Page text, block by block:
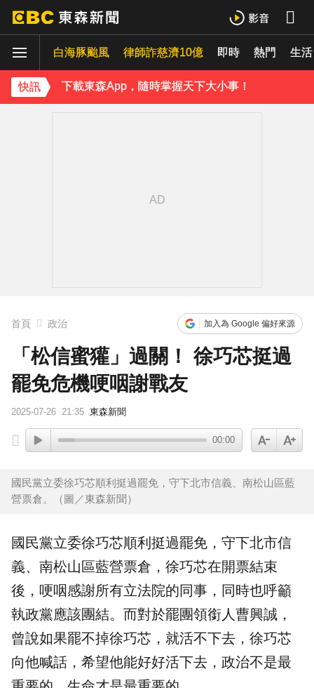
白海豚颱風 律師詐慈濟10億 即時 熱門 生活
快訊
下載東森App，隨時掌握天下大小事！
《理財達人秀》X 安聯投信免費講座報名中！搶先卡位 2027
下載東森App，隨時掌握天下大小事！
首頁 政治 加入為 Google 偏好來源
「松信蜜獾」過關！ 徐巧芯挺過
罷免危機哽咽謝戰友
2025-07-26 21:35 東森新聞
00:00
國民黨立委徐巧芯順利挺過罷免，守下北市信義、南松山區藍
營票倉。（圖／東森新聞）
國民黨立委徐巧芯順利挺過罷免，守下北市信
義、南松山區藍營票倉，徐巧芯在開票結束
後，哽咽感謝所有立法院的同事，同時也呼籲
執政黨應該團結。而對於罷團領銜人曹興誠 ，
曾說如果罷不掉徐巧芯，就活不下去，徐巧芯
向他喊話，希望他能好好活下去，政治不是最